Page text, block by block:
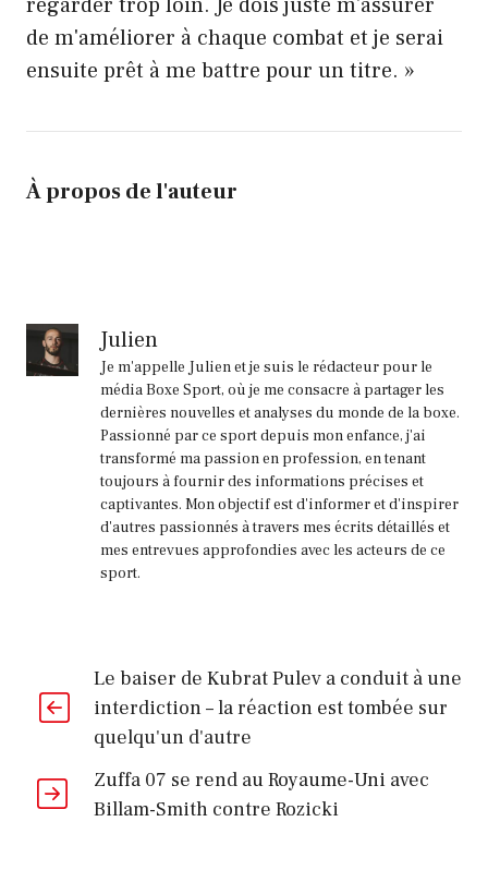
regarder trop loin. Je dois juste m'assurer
de m'améliorer à chaque combat et je serai
ensuite prêt à me battre pour un titre. »
À propos de l'auteur
Julien
Je m'appelle Julien et je suis le rédacteur pour le
média Boxe Sport, où je me consacre à partager les
dernières nouvelles et analyses du monde de la boxe.
Passionné par ce sport depuis mon enfance, j'ai
transformé ma passion en profession, en tenant
toujours à fournir des informations précises et
captivantes. Mon objectif est d'informer et d'inspirer
d'autres passionnés à travers mes écrits détaillés et
mes entrevues approfondies avec les acteurs de ce
sport.
Le baiser de Kubrat Pulev a conduit à une
interdiction – la réaction est tombée sur
quelqu'un d'autre
Zuffa 07 se rend au Royaume-Uni avec
Billam-Smith contre Rozicki